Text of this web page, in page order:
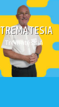
TREMATESIA
Trématéssia